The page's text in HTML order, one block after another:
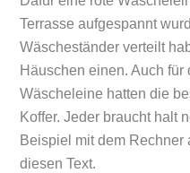
Terrasse aufgespannt
Wäscheständer verteilt
Häuschen einen. Auch
Wäscheleine hatten die
Koffer. Jeder braucht halt
Beispiel mit dem Rechner
diesen Text.